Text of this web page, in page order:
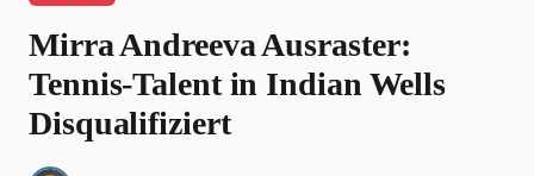
Mirra Andreeva Ausraster:
Tennis-Talent in Indian Wells
Disqualifiziert